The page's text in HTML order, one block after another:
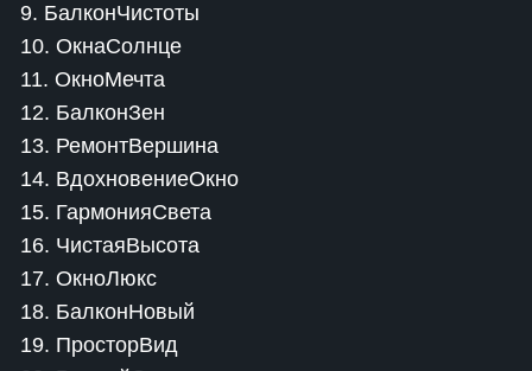
9. БалконЧистоты
10. ОкнаСолнце
11. ОкноМечта
12. БалконЗен
13. РемонтВершина
14. ВдохновениеОкно
15. ГармонияСвета
16. ЧистаяВысота
17. ОкноЛюкс
18. БалконНовый
19. ПросторВид